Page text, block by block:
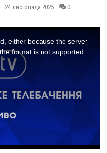
24 листопада 2025 0